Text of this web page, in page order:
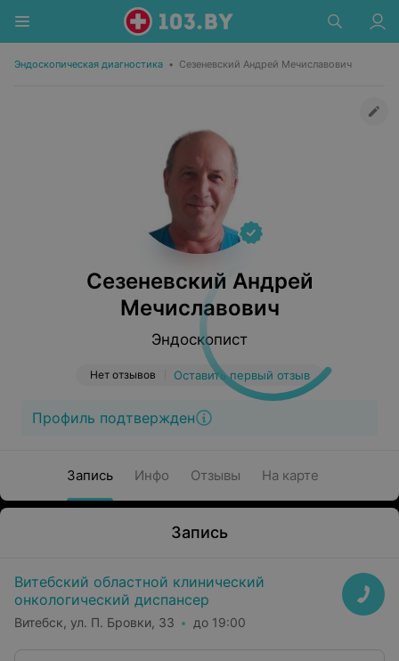
Эндоскопическая диагностика • Сезеневский Андрей Мечиславович
Сезеневский Андрей
Мечиславович
Эндоскопист
Нет отзывов Оставить первый отзыв
Профиль подтвержден
Запись Инфо Отзывы На карте
Запись
Витебский областной клинический
онкологический диспансер
Витебск, ул. П. Бровки, 33 до 19:00